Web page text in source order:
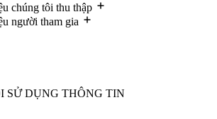
chúng tôi thu thập
người tham gia
SỬ DỤNG THÔNG TIN